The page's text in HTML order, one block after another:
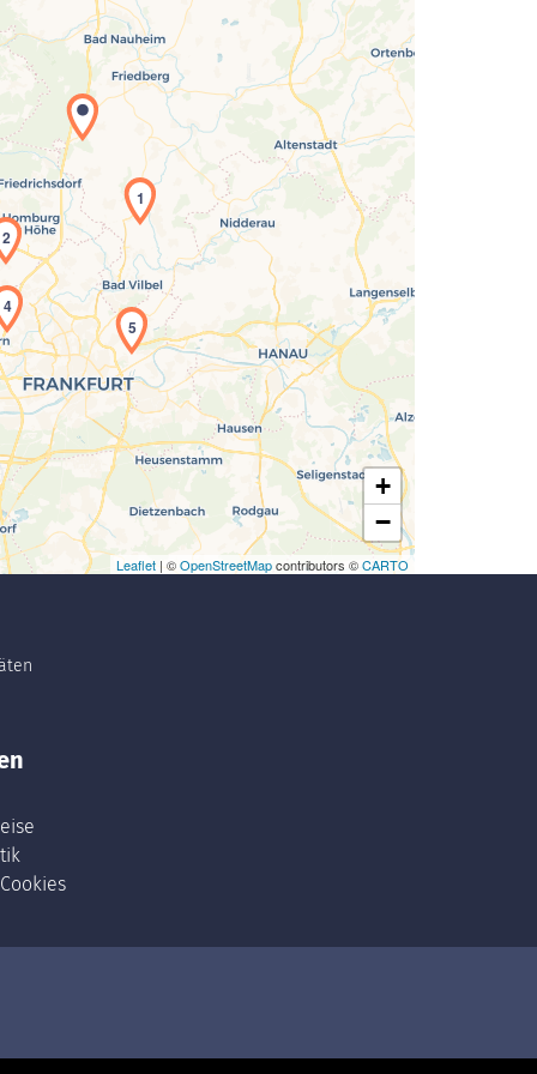
Laden der Karte...
1
2
4
5
+
−
Leaflet | ©OpenStreetMapcontributors ©CARTO